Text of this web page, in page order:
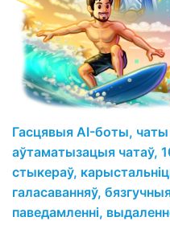
Гасцявыя AI-боты, чаты
аўтаматызацыя чатаў,
стыкераў,
галасаванняў,
паведамленні,